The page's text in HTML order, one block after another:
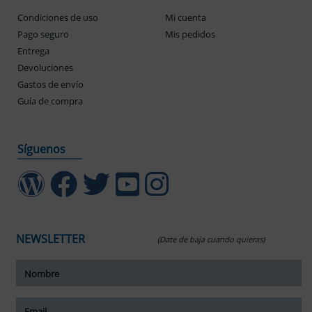
Condiciones de uso
Pago seguro
Entrega
Devoluciones
Gastos de envío
Guía de compra
Mi cuenta
Mis pedidos
Síguenos
NEWSLETTER (Date de baja cuando quieras)
tamaño del texto
del texto